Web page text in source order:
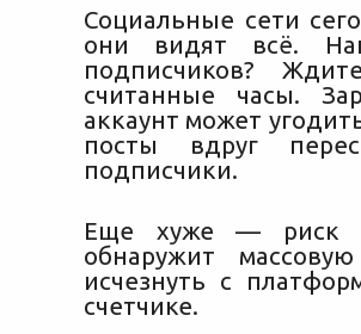
Социальные сети
они видят всё.
подписчиков?
считанные часы.
аккаунт может
посты вдруг
подписчики.
Еще хуже — риск
обнаружит
исчезнуть с
счетчике.